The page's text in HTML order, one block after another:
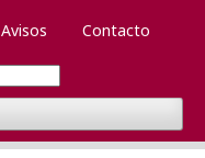
Avisos Contacto